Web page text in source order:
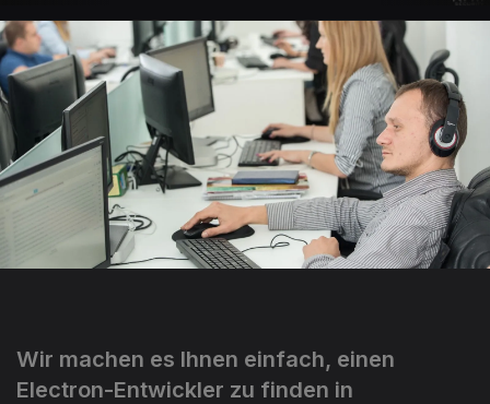
Wir machen es Ihnen einfach, einen
Electron-Entwickler zu finden in